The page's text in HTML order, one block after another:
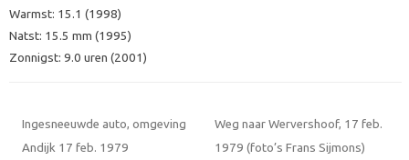
Warmst: 15.1 (1998)
Natst: 15.5 mm (1995)
Zonnigst: 9.0 uren (2001)
Ingesneeuwde auto, omgeving
Andijk 17 feb. 1979
Weg naar Wervershoof, 17 feb.
1979 (foto’s Frans Sijmons)